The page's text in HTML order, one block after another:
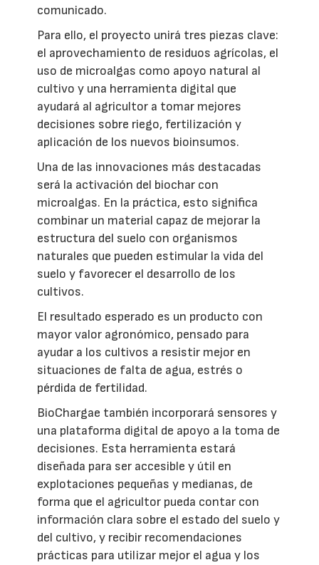
comunicado.
Para ello, el proyecto unirá tres piezas clave:
el aprovechamiento de residuos agrícolas, el
uso de microalgas como apoyo natural al
cultivo y una herramienta digital que
ayudará al agricultor a tomar mejores
decisiones sobre riego, fertilización y
aplicación de los nuevos bioinsumos.
Una de las innovaciones más destacadas
será la activación del biochar con
microalgas. En la práctica, esto significa
combinar un material capaz de mejorar la
estructura del suelo con organismos
naturales que pueden estimular la vida del
suelo y favorecer el desarrollo de los
cultivos.
El resultado esperado es un producto con
mayor valor agronómico, pensado para
ayudar a los cultivos a resistir mejor en
situaciones de falta de agua, estrés o
pérdida de fertilidad.
BioChargae también incorporará sensores y
una plataforma digital de apoyo a la toma de
decisiones. Esta herramienta estará
diseñada para ser accesible y útil en
explotaciones pequeñas y medianas, de
forma que el agricultor pueda contar con
información clara sobre el estado del suelo y
del cultivo, y recibir recomendaciones
prácticas para utilizar mejor el agua y los